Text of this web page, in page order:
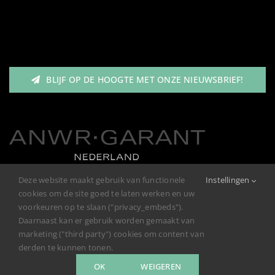
RetournerenBLIJF OP DE HOOGTE MET ONZE NIEUWSBRIEF!
Deze website maakt gebruik van functionele
cookies om de site goed te laten werken en uw
voorkeuren op te slaan ("privacy_embeds").
Daarnaast kan er gebruik worden gemaakt van
marketing ("third party") cookies om content van
derden te kunnen tonen.
Instellingen
OK WEIGEREN